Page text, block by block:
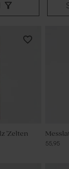
'Zelten
55,95